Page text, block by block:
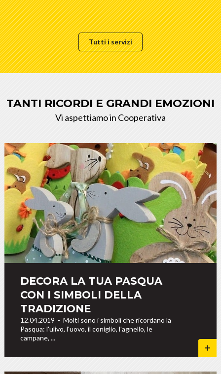
Tutti i servizi
TANTI RICORDI E GRANDI EMOZIONI
Vi aspettiamo in Cooperativa
DECORA LA TUA PASQUA
CON I SIMBOLI DELLA
TRADIZIONE
12.04.2019 - Molti sono i simboli che ricordano la
Pasqua: l'ulivo, l'uovo, il coniglio, l'agnello, le
campane, ...